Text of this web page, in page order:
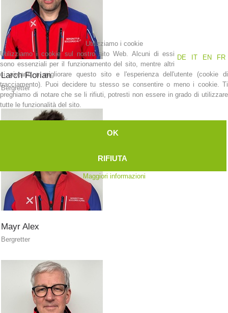
Elisoccorso
Larch Florian
Bergretter
Mayr Alex
Bergretter
Utilizziamo i cookie
DE
IT EN FR
Utilizziamo i cookie sul nostro sito Web. Alcuni di essi
sono essenziali per il funzionamento del sito, mentre altri
ci aiutano a migliorare questo sito e l'esperienza dell'utente (cookie di
tracciamento). Puoi decidere tu stesso se consentire o meno i cookie. Ti
preghiamo di notare che se li rifiuti, potresti non essere in grado di utilizzare
tutte le funzionalità del sito.
OK
RIFIUTA
Maggiori informazioni